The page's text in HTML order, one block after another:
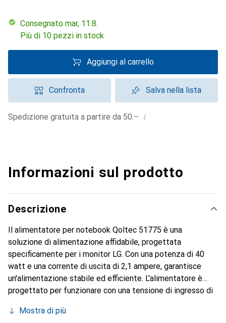
Consegnato mar, 11.8.
Più di 10 pezzi in stock
Aggiungi al carrello
Confronta Salva nella lista
Spedizione gratuita a partire da 50.– i
Informazioni sul prodotto
Descrizione
Il alimentatore per notebook Qoltec 51775 è una
soluzione di alimentazione affidabile, progettata
specificamente per i monitor LG. Con una potenza di 40
watt e una corrente di uscita di 2,1 ampere, garantisce
un'alimentazione stabile ed efficiente. L'alimentatore è
progettato per funzionare con una tensione di ingresso di
compatto, con una larghezza di 88 mm e un'altezza di 25
Mostra di più